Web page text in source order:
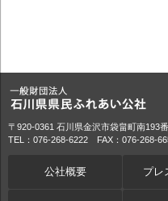
〒920-0361 石川県金沢市袋畠町南
TEL：076-268-6222 FAX：076-268-
公社概要 プレ